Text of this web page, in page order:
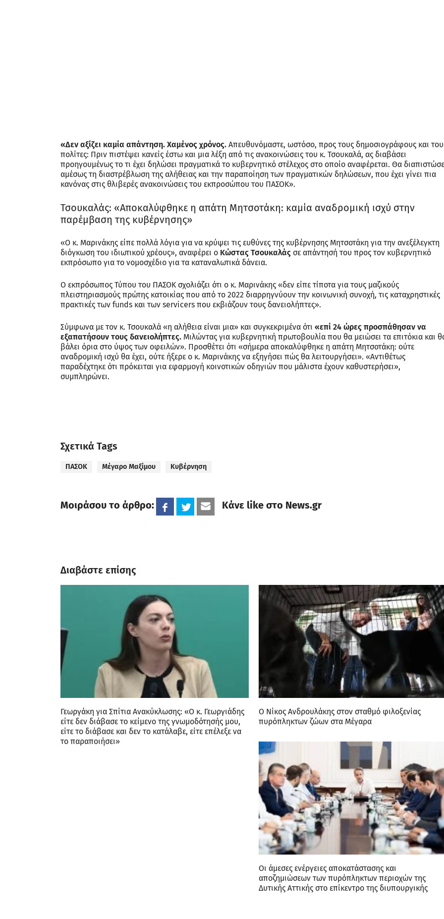
«Δεν αξίζει καμία απάντηση. Χαμένος χρόνος. Απευθυνόμαστε, ωστόσο, προς τους δημοσιογράφους και
πολίτες: Πριν πιστέψει κανείς έστω και μια λέξη από τις ανακοινώσεις του κ. Τσουκαλά, ας διαβάσει
προηγουμένως το τι έχει δηλώσει πραγματικά το κυβερνητικό στέλεχος στο οποίο αναφέρεται. Θα
αμέσως τη διαστρέβλωση της αλήθειας και την παραποίηση των πραγματικών δηλώσεων, που έχει γίνει πια
κανόνας στις θλιβερές ανακοινώσεις του εκπροσώπου του ΠΑΣΟΚ».
Τσουκαλάς: «Αποκαλύφθηκε η απάτη Μητσοτάκη: καμία αναδρομική ισχύ στην
παρέμβαση της κυβέρνησης»
«Ο κ. Μαρινάκης είπε πολλά λόγια για να κρύψει τις ευθύνες της κυβέρνησης Μητσοτάκη για την ανεξέλεγκτη
διόγκωση του ιδιωτικού χρέους», αναφέρει ο Κώστας Τσουκαλάς σε απάντησή του προς τον κυβερνητικό
εκπρόσωπο για το νομοσχέδιο για τα καταναλωτικά δάνεια.
Ο εκπρόσωπος Τύπου του ΠΑΣΟΚ σχολιάζει ότι ο κ. Μαρινάκης «δεν είπε τίποτα για τους μαζικούς
πλειστηριασμούς πρώτης κατοικίας που από το 2022 διαρρηγνύουν την κοινωνική συνοχή, τις καταχρηστικές
πρακτικές των funds και των servicers που εκβιάζουν τους δανειολήπτες».
Σύμφωνα με τον κ. Τσουκαλά «η αλήθεια είναι μια» και συγκεκριμένα ότι «επί 24 ώρες προσπάθησαν να
εξαπατήσουν τους δανειολήπτες. Μιλώντας για κυβερνητική πρωτοβουλία που θα μειώσει τα επιτόκια και
βάλει όρια στο ύψος των οφειλών». Προσθέτει ότι «σήμερα αποκαλύφθηκε η απάτη Μητσοτάκη: ούτε
αναδρομική ισχύ θα έχει, ούτε ήξερε ο κ. Μαρινάκης να εξηγήσει πώς θα λειτουργήσει». «Αντιθέτως
παραδέχτηκε ότι πρόκειται για εφαρμογή κοινοτικών οδηγιών που μάλιστα έχουν καθυστερήσει»,
συμπληρώνει.
Σχετικά Tags
ΠΑΣΟΚ Μέγαρο Μαξίμου Κυβέρνηση
Μοιράσου το άρθρο: Κάνε like στο News.gr
Διαβάστε επίσης
Γεωργάκη για Σπίτια Ανακύκλωσης: «Ο κ. Γεωργιάδης
είτε δεν διάβασε το κείμενο της γνωμοδότησής μου,
είτε το διάβασε και δεν το κατάλαβε, είτε επέλεξε να
το παραποιήσει»
Ο Νίκος Ανδρουλάκης στον σταθμό φιλοξενίας
πυρόπληκτων ζώων στα Μέγαρα
Οι άμεσες ενέργειες αποκατάστασης και
αποζημιώσεων των πυρόπληκτων περιοχών της
Δυτικής Αττικής στο επίκεντρο της διυπουργικής